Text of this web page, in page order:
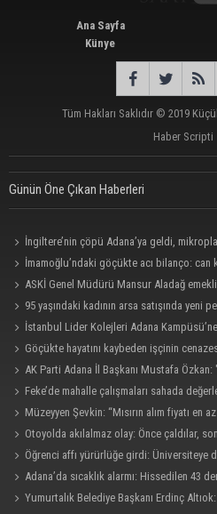
Ana Sayfa
Künye
Tüm Hakları Saklıdır © 2019
Haber Scripti
Günün Öne Çıkan Haberleri
İngiltere’nin çöpü Adana’ya geldi,
İmamoğlu’ndaki göçükte acı bilanço: can
ASKİ Genel Müdürü Mansur Aladağ
95 yaşındaki kadının arsa satışında yeni
İstanbul Lider Kolejleri Adana
üzereGöçükte hayatını kaybeden işçinin
AK Parti Adana İl Başkanı Mustafa Özkan:
teşkilatımızla yürüyoruz"
Feke’de mahalle çalışmaları sahada
Müzeyyen Şevkin: “Mısırın alım fiyatı en
Otoyolda akılalmaz olay: Önce çaldılar,
Öğrenci affı yürürlüğe girdi: Üniversiteye
Adana’da sıcaklık alarmı: Hissedilen 43
Yumurtalık Belediye Başkanı Erdinç